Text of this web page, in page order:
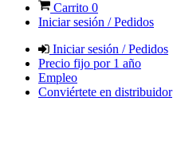
Carrito 0
Iniciar sesión / Pedidos
Iniciar sesión / Pedidos
Precio fijo por 1 año
Empleo
Conviértete en distribuidor